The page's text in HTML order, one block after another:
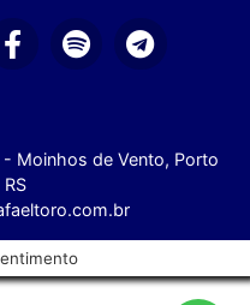
- Moinhos de Vento, Porto